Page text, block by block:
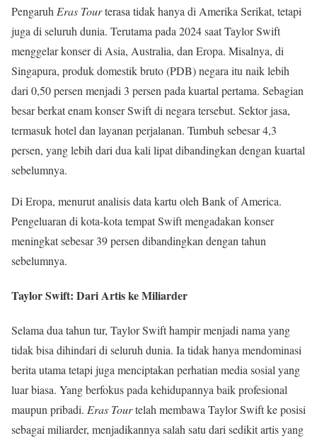
Pengaruh Eras Tourterasa tidak hanya di Amerika Serikat, tetapi
juga di seluruh dunia. Terutama pada 2024 saat Taylor Swift
menggelar konser di Asia, Australia, dan Eropa. Misalnya, di
Singapura, produk domestik bruto (PDB) negara itu naik lebih
dari 0,50 persen menjadi 3 persen pada kuartal pertama. Sebagian
besar berkat enam konser Swift di negara tersebut. Sektor jasa,
termasuk hotel dan layanan perjalanan. Tumbuh sebesar 4,3
persen, yang lebih dari dua kali lipat dibandingkan dengan kuartal
sebelumnya.
Di Eropa, menurut analisis data kartu oleh Bank of America.
Pengeluaran di kota-kota tempat Swift mengadakan konser
meningkat sebesar 39 persen dibandingkan dengan tahun
sebelumnya.
Taylor Swift: Dari Artis ke Miliarder
Selama dua tahun tur, Taylor Swift hampir menjadi nama yang
tidak bisa dihindari di seluruh dunia. Ia tidak hanya mendominasi
berita utama tetapi juga menciptakan perhatian media sosial yang
luar biasa. Yang berfokus pada kehidupannya baik profesional
maupun pribadi. Eras Tourtelah membawa Taylor Swift ke posisi
sebagai miliarder, menjadikannya salah satu dari sedikit artis yang